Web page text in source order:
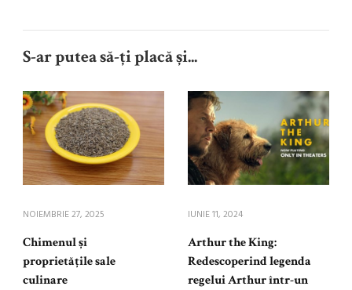
S-ar putea să-ți placă și...
NOIEMBRIE 27, 2025
Chimenul și
proprietățile sale
culinare
IUNIE 11, 2024
Arthur the King:
Redescoperind legenda
regelui Arthur într-un